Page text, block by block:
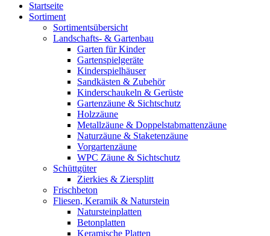
Startseite
Sortiment
Sortimentsübersicht
Landschafts- & Gartenbau
Garten für Kinder
Gartenspielgeräte
Kinderspielhäuser
Sandkästen & Zubehör
Kinderschaukeln & Gerüste
Gartenzäune & Sichtschutz
Holzzäune
Metallzäune & Doppelstabmattenzäune
Naturzäune & Staketenzäune
Vorgartenzäune
WPC Zäune & Sichtschutz
Schüttgüter
Zierkies & Ziersplitt
Frischbeton
Fliesen, Keramik & Naturstein
Natursteinplatten
Betonplatten
Keramische Platten